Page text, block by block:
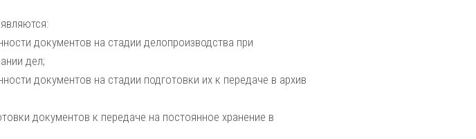
документов на стадии делопроизводства при
дел;
документов на стадии подготовки их к передаче в архив
документов к передаче на постоянное хранение в